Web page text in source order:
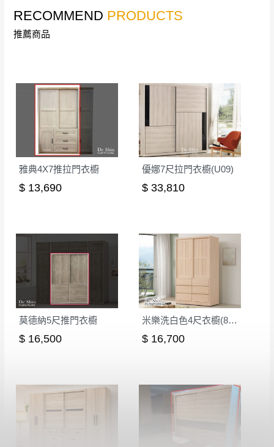
RECOMMEND PRODUCTS
推薦商品
雅典4X7推拉門衣櫥
$ 13,690
優娜7尺拉門衣櫥(U09)
$ 33,810
莫德納5尺推門衣櫥
$ 16,500
米樂洗白色4尺衣櫥(813)
$ 16,700